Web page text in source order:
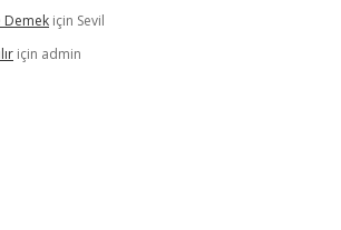
Demek için Sevil
için admin